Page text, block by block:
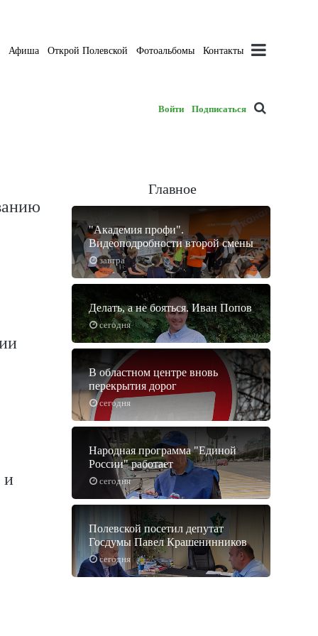
Афиша Открой Полевской Фотоальбомы Контакты
Войти Подписаться
и
Главное
завтра
"Академия профи".
Видеоподробности второй смены
сегодня
Делать, а не бояться. Иван Попов
сегодня
В областном центре вновь
перекрытия дорог
сегодня
Народная программа "Единой
России" работает
сегодня
Полевской посетил депутат
Госдумы Павел Крашенинников